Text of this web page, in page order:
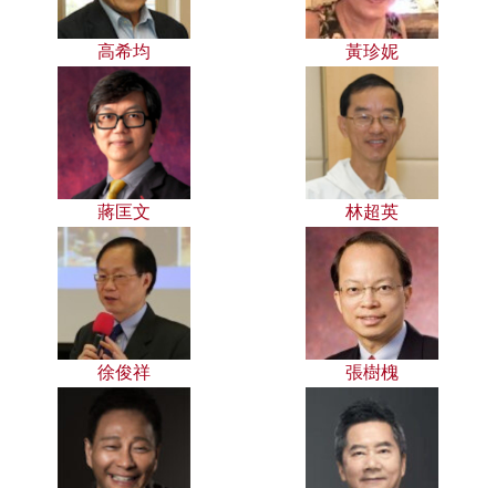
高希均 黃珍妮
蔣匡文 林超英
徐俊祥 張樹槐